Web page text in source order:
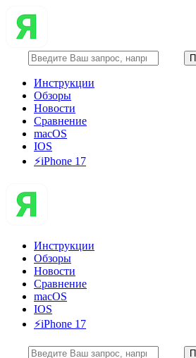
Инструкции
Обзоры
Новости
Сравнение
macOS
IOS
⚡️iPhone 17
Инструкции
Обзоры
Новости
Сравнение
macOS
IOS
⚡️iPhone 17